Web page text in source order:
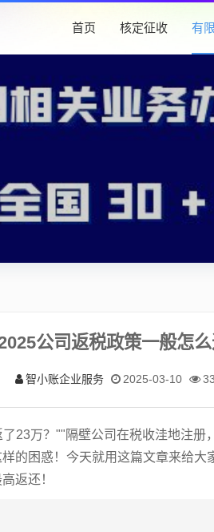
首页 核定征收 有
公司返税政策一般怎么
智小账企业服务 2025-03-10
23万？""隔壁公司在税收洼地注册
的困惑！今天就用这篇文章来给大
返还！